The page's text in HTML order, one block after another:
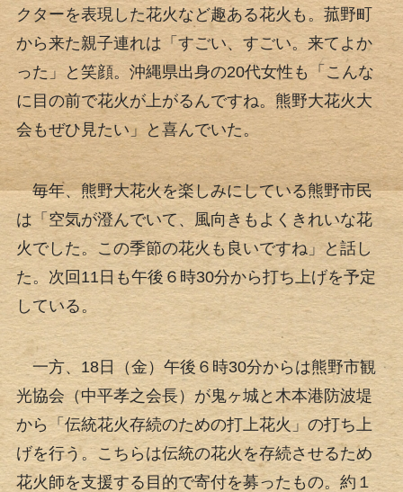
クターを表現した花火など趣ある花火も。菰野町
から来た親子連れは「すごい、すごい。来てよか
った」と笑顔。沖縄県出身の20代女性も「こんな
に目の前で花火が上がるんですね。熊野大花火大
会もぜひ見たい」と喜んでいた。
毎年、熊野大花火を楽しみにしている熊野市民
は「空気が澄んでいて、風向きもよくきれいな花
火でした。この季節の花火も良いですね」と話し
た。次回11日も午後６時30分から打ち上げを予定
している。
一方、18日（金）午後６時30分からは熊野市観
光協会（中平孝之会長）が鬼ヶ城と木本港防波堤
から「伝統花火存続のための打上花火」の打ち上
げを行う。こちらは伝統の花火を存続させるため
花火師を支援する目的で寄付を募ったもの。約１